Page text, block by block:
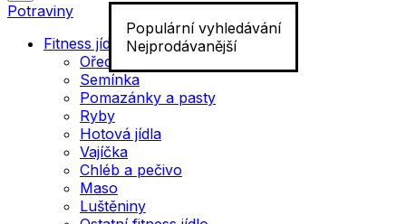
Populární vyhledávání
Nejprodávanější
Potraviny
Fitness jídlo
Ořechy
Semínka
Pomazánky a pasty
Ryby
Hotová jídla
Vajíčka
Chléb a pečivo
Maso
Luštěniny